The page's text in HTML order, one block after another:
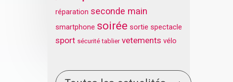
réparation seconde main
smartphone soirée sortie spectacle
sport sécurité tablier vetements vélo